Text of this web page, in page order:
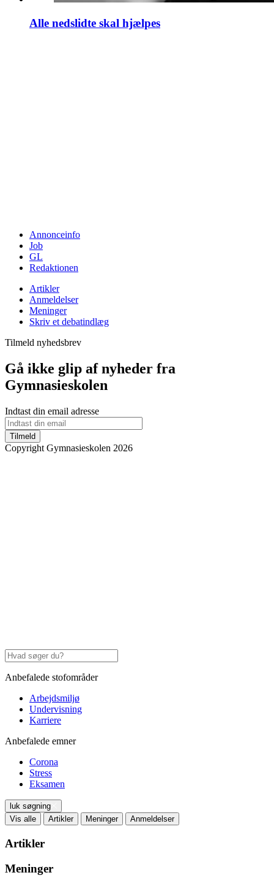
Alle nedslidte skal hjælpes
Annonceinfo
Job
GL
Redaktionen
Artikler
Anmeldelser
Meninger
Skriv et debatindlæg
Tilmeld nyhedsbrev
Gå ikke glip af nyheder fra
Gymnasieskolen
Indtast din email adresse
Tilmeld
Copyright Gymnasieskolen 2026
Anbefalede stofområder
Arbejdsmiljø
Undervisning
Karriere
Anbefalede emner
Corona
Stress
Eksamen
luk søgning
Vis alle
Artikler Meninger Anmeldelser
Artikler
Meninger